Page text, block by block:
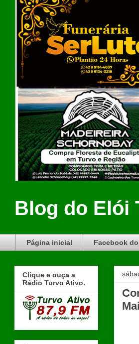
Blog do Elói
Página inicial Facebook
Clique e ouça a
Rádio Turvo Ativo.